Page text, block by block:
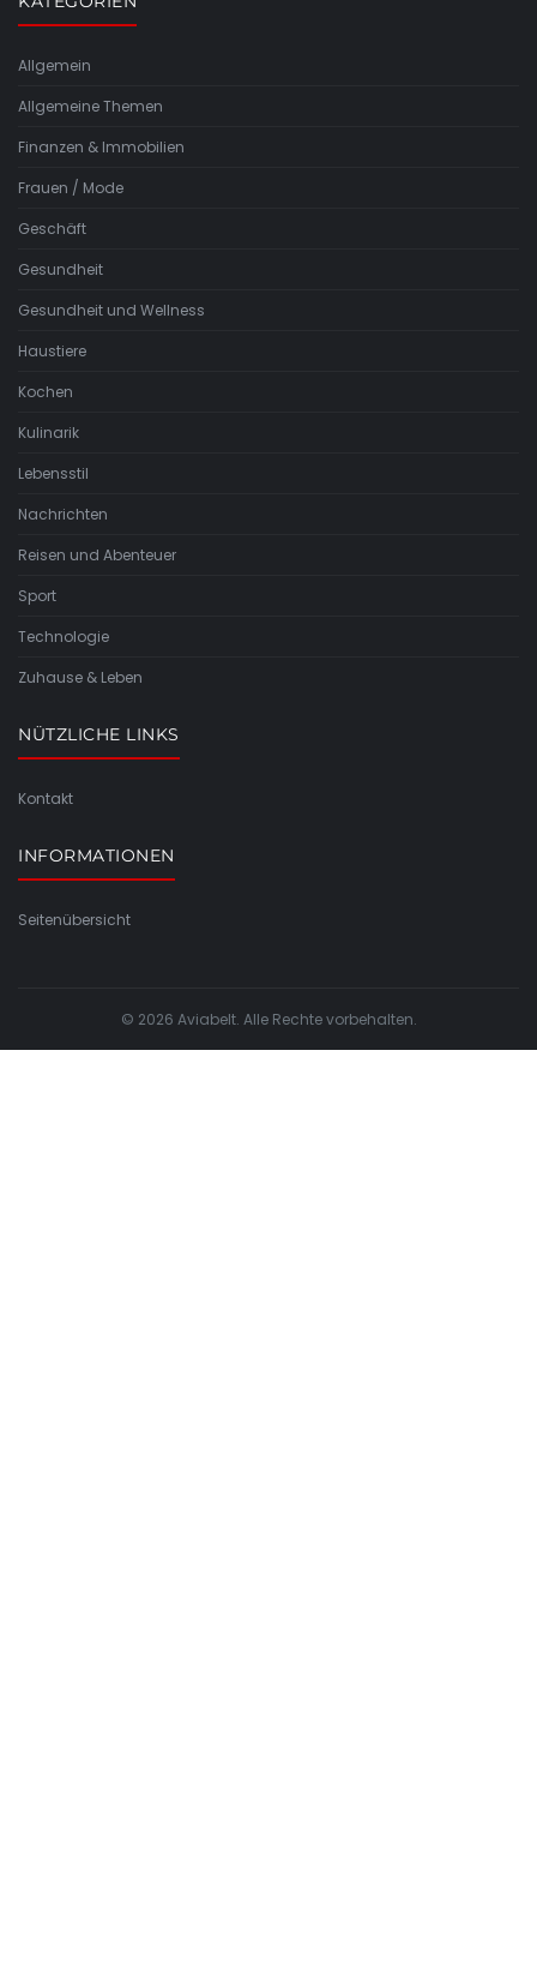
Allgemein
Allgemeine Themen
Finanzen & Immobilien
Frauen / Mode
Geschäft
Gesundheit
Gesundheit und Wellness
Haustiere
Kochen
Kulinarik
Lebensstil
Nachrichten
Reisen und Abenteuer
Sport
Technologie
Zuhause & Leben
NÜTZLICHE LINKS
Kontakt
INFORMATIONEN
Seitenübersicht
© 2026 Aviabelt. Alle Rechte vorbehalten.